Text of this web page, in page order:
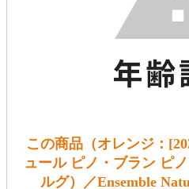
この商品（オレンジ：
ュール ピノ・ブラン ピ
ルグ）／Ensemble